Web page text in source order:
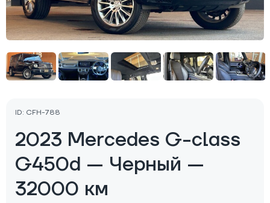
ID: CFH-788
2023 Mercedes G-class
G450d — Черный —
32000 км